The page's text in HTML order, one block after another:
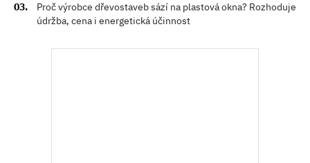
Proč výrobce dřevostaveb sází na plastová okna? Rozhoduje
údržba, cena i energetická účinnost